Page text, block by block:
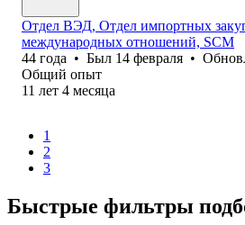
Отдел ВЭД, Отдел импортных
международных отношений, SCM
44 года • Был 14 февраля •
Общий опыт
11 лет 4 месяца
1
2
3
Быстрые фильтры